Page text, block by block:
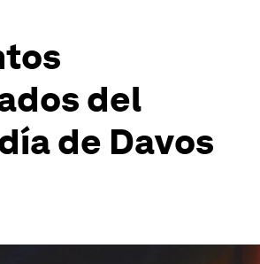
del
de Davos